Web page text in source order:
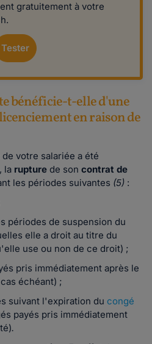
gratuitement à votre
Tester
bénéficie-t-elle d'une
en raison de
de votre salariée a été
, la rupture de son contrat de
les périodes suivantes (5) :
périodes de suspension du
elle a droit au titre du
use ou non de ce droit) ;
pris immédiatement après le
échéant) ;
suivant l'expiration du congé
payés pris immédiatement
.